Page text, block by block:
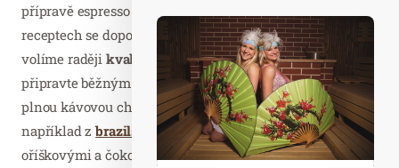
přípravě espresso zmrzliny pozor. V mnoha tradičních
receptech se doporučuje příprava z rozpustné kávy. My
volíme raději kvalitní espresso, které do zmrzliny
připravte běžným způsobem. Dezert díky tomu získá
plnou kávovou chuť. Zmrzlina bude skvěle chutnat
například zbrazilské kávy Santos, která se pyšní
oříškovými a čokoládovými tóny bez stop hořkosti. Pokud